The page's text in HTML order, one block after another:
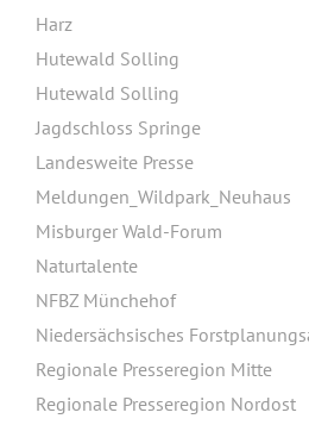
Harz
Hutewald Solling
Hutewald Solling
Jagdschloss Springe
Landesweite Presse
Meldungen_Wildpark_Neuhaus
Misburger Wald-Forum
Naturtalente
NFBZ Münchehof
Niedersächsisches
Regionale Presseregion Mitte
Regionale Presseregion Nordost